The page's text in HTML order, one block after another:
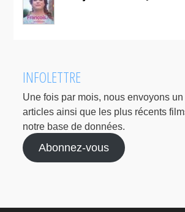
INFOLETTRE
Une fois par mois, nous envoyons
articles ainsi que les plus récents
notre base de données.
Abonnez-vous